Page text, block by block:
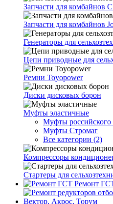
Запчасти для комбайнов
Запчасти для комбайнов
Генераторы для
Цепи приводные для
Ремни Toyopower
Диски дисковых борон
Муфты эластичные
Муфты российского
Муфты Стромаг
Все категории (2)
Компрессоры
Стартеры для
Ремонт